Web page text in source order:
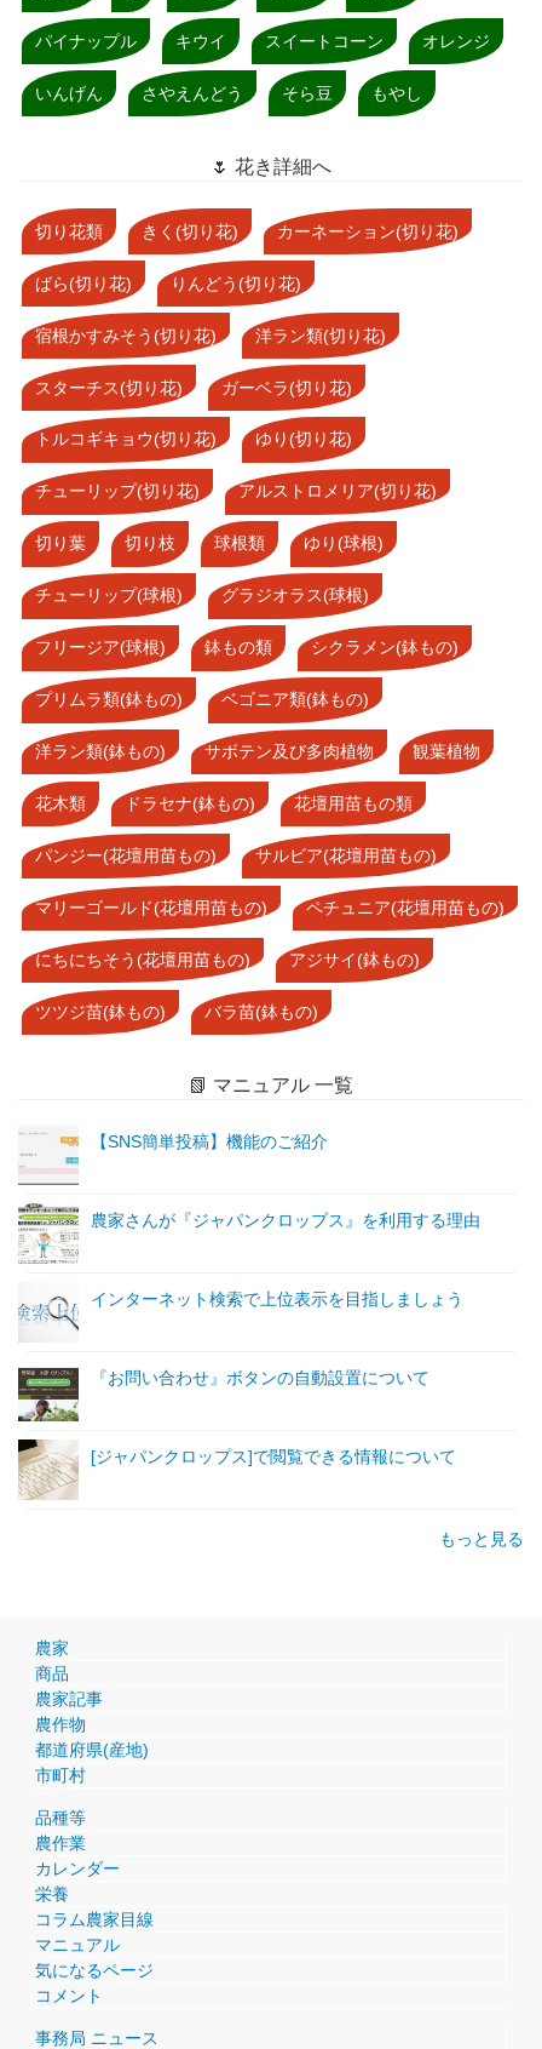
パイナップル キウイ スイートコーン オレンジ
いんげん さやえんどう そら豆 もやし
🌷 花き詳細へ
切り花類 きく(切り花) カーネーション(切り花)
ばら(切り花) りんどう(切り花)
宿根かすみそう(切り花) 洋ラン類(切り花)
スターチス(切り花) ガーベラ(切り花)
トルコギキョウ(切り花) ゆり(切り花)
チューリップ(切り花) アルストロメリア(切り花)
切り葉 切り枝 球根類 ゆり(球根)
チューリップ(球根) グラジオラス(球根)
フリージア(球根) 鉢もの類 シクラメン(鉢もの)
プリムラ類(鉢もの) ベゴニア類(鉢もの)
洋ラン類(鉢もの) サボテン及び多肉植物 観葉植物
花木類 ドラセナ(鉢もの) 花壇用苗もの類
パンジー(花壇用苗もの) サルビア(花壇用苗もの)
マリーゴールド(花壇用苗もの) ペチュニア(花壇用苗もの)
にちにちそう(花壇用苗もの) アジサイ(鉢もの)
ツツジ苗(鉢もの) バラ苗(鉢もの)
📗 マニュアル 一覧
【SNS簡単投稿】機能のご紹介
農家さんが『ジャパンクロップス』を利用する理由
インターネット検索で上位表示を目指しましょう
『お問い合わせ』ボタンの自動設置について
[ジャパンクロップス]で閲覧できる情報について
もっと見る
農家
商品
農家記事
農作物
都道府県(産地)
市町村
品種等
農作業
カレンダー
栄養
コラム農家目線
マニュアル
気になるページ
コメント
事務局 ニュース